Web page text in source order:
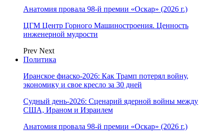
Анатомия провала 98-й премии «Оскар» (2026 г.)
ЦГМ Центр Горного Машиностроения. Ценность
инженерной мудрости
Prev Next
Политика
Иранское фиаско-2026: Как Трамп потерял войну,
экономику и свое кресло за 30 дней
Судный день-2026: Сценарий ядерной войны между
США, Ираном и Израилем
Анатомия провала 98-й премии «Оскар» (2026 г.)